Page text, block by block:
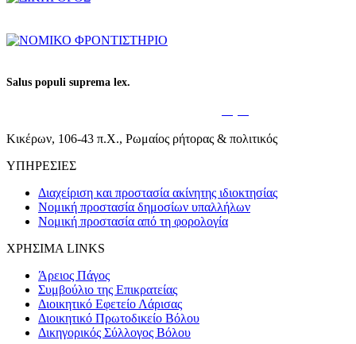
Salus populi suprema lex.
Κικέρων, 106-43 π.Χ., Ρωμαίος ρήτορας & πολιτικός
ΥΠΗΡΕΣΙΕΣ
Διαχείριση και προστασία ακίνητης ιδιοκτησίας
Νομική προστασία δημοσίων υπαλλήλων
Νομική προστασία από τη φορολογία
ΧΡΗΣΙΜΑ LINKS
Άρειος Πάγος
Συμβούλιο της Επικρατείας
Διοικητικό Εφετείο Λάρισας
Διοικητικό Πρωτοδικείο Βόλου
Δικηγορικός Σύλλογος Βόλου